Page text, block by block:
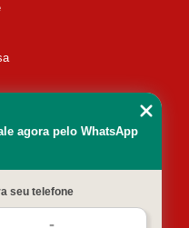
agora pelo WhatsApp
seu telefone